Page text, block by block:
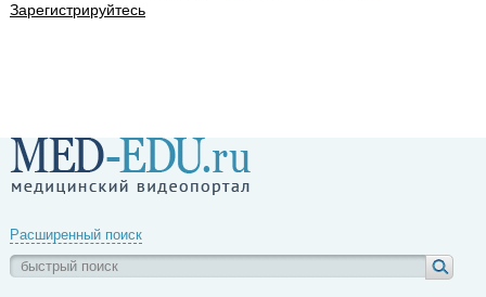
Зарегистрируйтесь
Расширенный поиск